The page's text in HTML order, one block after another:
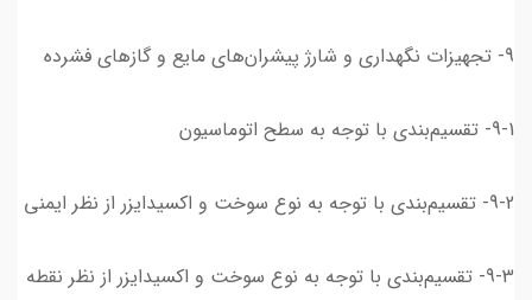
9- تجهیزات نگهداری و شارژ پیشران‌های مایع و گازهای فشرده
9-1- تقسیم‌بندی با توجه به سطح اتوماسیون
9-2- تقسیم‌بندی با توجه به نوع سوخت و اکسیدایزر از نظر ایمنی
9-3- تقسیم‌بندی با توجه به نوع سوخت و اکسیدایزر از نظر نقطه